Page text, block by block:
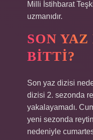
Milli İstihbarat
uzmanıdır.
SON YAZ
BITTI?
Son yaz dizisi
dizisi 2. sezonda
yakalayamadı.
yeni sezonda
nedeniyle